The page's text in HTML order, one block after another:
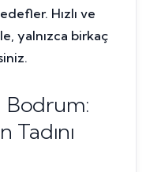
Hızlı ve
yalnızca birkaç
Bodrum:
Tadını